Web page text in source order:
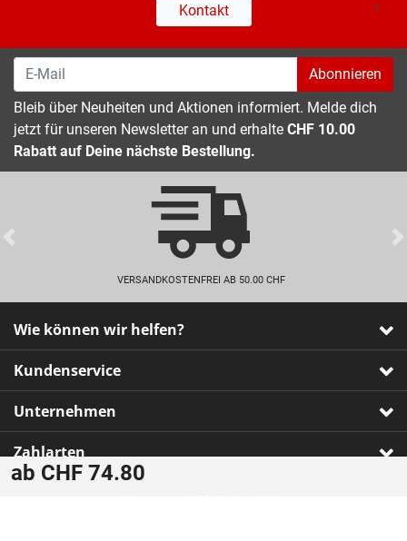
ab CHF 74.80
Kontakt
Abonnieren
Bleib über Neuheiten und Aktionen informiert. Melde dich
jetzt für unseren Newsletter an und erhalte CHF 10.00
Rabatt auf Deine nächste Bestellung.
VERSANDKOSTENFREI AB 50.00 CHF
Previous
Wie können wir helfen?
Kundenservice
Unternehmen
Zahlarten